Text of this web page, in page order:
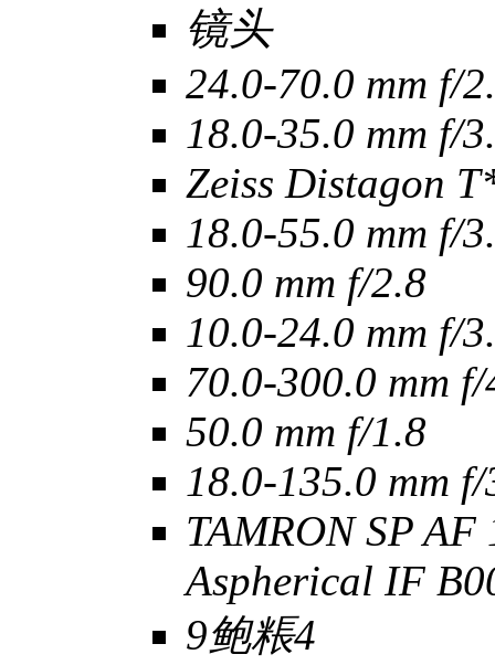
镜头
24.0-70.0 mm f/
18.0-35.0 mm f/
Zeiss Distagon
18.0-55.0 mm f/
90.0 mm f/2.8
10.0-24.0 mm f/
70.0-300.0 mm
50.0 mm f/1.8
18.0-135.0 mm
TAMRON SP
Aspherical IF
9鲍粻4